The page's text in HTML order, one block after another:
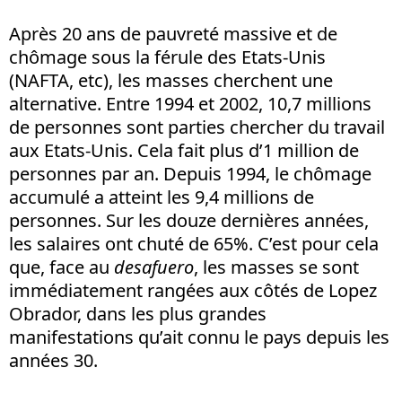
Après 20 ans de pauvreté massive et de
chômage sous la férule des Etats-Unis
(NAFTA, etc), les masses cherchent une
alternative. Entre 1994 et 2002, 10,7 millions
de personnes sont parties chercher du travail
aux Etats-Unis. Cela fait plus d’1 million de
personnes par an. Depuis 1994, le chômage
accumulé a atteint les 9,4 millions de
personnes. Sur les douze dernières années,
les salaires ont chuté de 65%. C’est pour cela
que, face au desafuero, les masses se sont
immédiatement rangées aux côtés de Lopez
Obrador, dans les plus grandes
manifestations qu’ait connu le pays depuis les
années 30.